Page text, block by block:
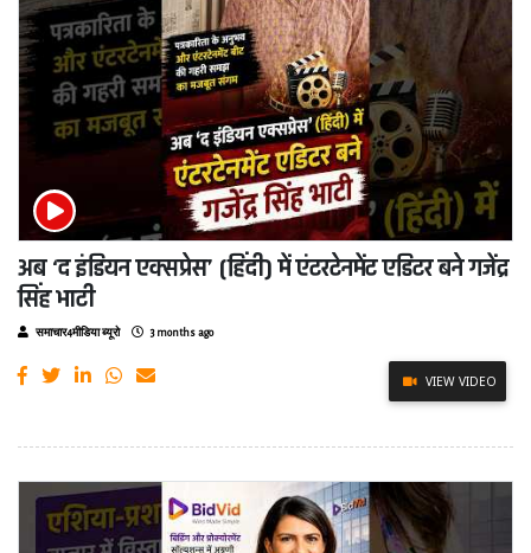
अब ‘द इंडियन एक्सप्रेस’ (हिंदी) में एंटरटेनमेंट एडिटर बने गजेंद्र
सिंह भाटी
समाचार4मीडिया ब्यूरो 3 months ago
VIEW VIDEO